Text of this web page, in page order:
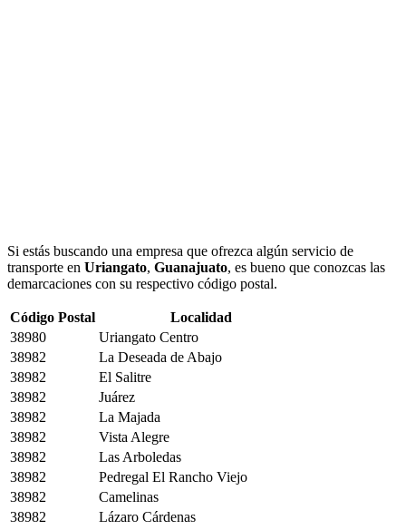
Si estás buscando una empresa que ofrezca algún servicio de
transporte en Uriangato, Guanajuato, es bueno que conozcas las
demarcaciones con su respectivo código postal.
Código Postal
Localidad
38980
Uriangato Centro
38982
La Deseada de Abajo
38982
El Salitre
38982
Juárez
38982
La Majada
38982
Vista Alegre
38982
Las Arboledas
38982
Pedregal El Rancho Viejo
38982
Camelinas
38982
Lázaro Cárdenas